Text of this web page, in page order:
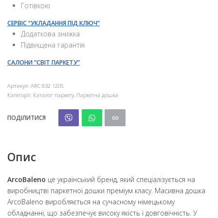
Готівкою
СЕРВІС “УКЛАДАННЯ ПІД КЛЮЧ”
Додаткова знижка
Підвищена гарантія
САЛОНИ “СВІТ ПАРКЕТУ”
Артикул: ARC 832 120S
Категорії: Каталог паркету, Паркетна дошка
ПОДІЛИТИСЯ
Опис
ArcoBaleno це український бренд, який спеціалізується на
виробництві паркетної дошки преміум класу. Масивна дошка
ArcoBaleno виробляється на сучасному німецькому
обладнанні, що забезпечує високу якість і довговічність. У